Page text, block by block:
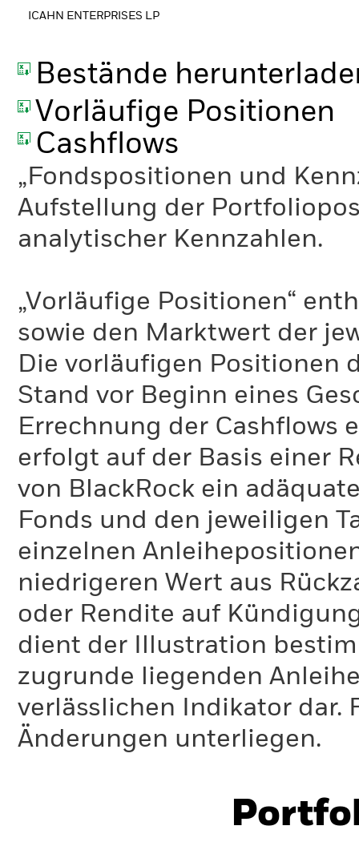
ICAHN ENTERPRISES LP
Bestände
Vorläufige Positionen
Cashflows
„Fondspositionen und
Aufstellung der
analytischer Kennzahlen.
„Vorläufige Positionen“
sowie den Marktwert der
Die vorläufigen Positionen
Stand vor Beginn eines
Errechnung der Cashflows
erfolgt auf der Basis einer
von BlackRock ein
Fonds und den jeweiligen
einzelnen
niedrigeren Wert aus
oder Rendite auf
dient der Illustration
zugrunde liegenden
verlässlichen Indikator dar.
Änderungen unterliegen.